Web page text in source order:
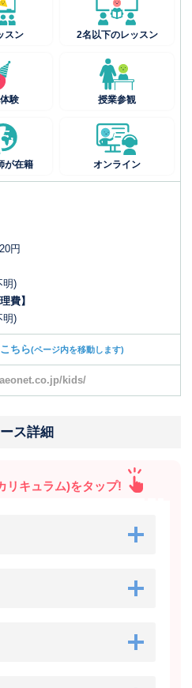
スン 2名以下のレッスン
験 授業参観
が在籍 オンライン
円
明)
費】
明)
ちら(ページ内を移動します)
kids/
ス詳細
リキュラム)をタップ!